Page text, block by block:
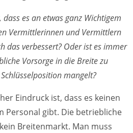
es an etwas ganz Wichtigem
Vermittlerinnen und Vermittlern
das verbessert? Oder ist es immer
Vorsorge in die Breite zu
mangelt?
Eindruck ist, dass es keinen
Personal gibt. Die betriebliche
Breitenmarkt. Man muss